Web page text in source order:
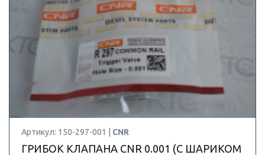
Артикул: 150-297-001 | CNR
ГРИБОК КЛАПАНА CNR 0.001 (С ШАРИКОМ